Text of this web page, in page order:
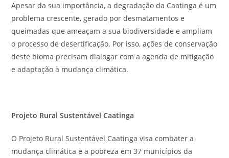
Apesar da sua importância, a degradação da Caatinga é um
problema crescente, gerado por desmatamentos e
queimadas que ameaçam a sua biodiversidade e ampliam
o processo de desertificação. Por isso, ações de conservação
deste bioma precisam dialogar com a agenda de mitigação
e adaptação à mudança climática.
Projeto Rural Sustentável Caatinga
O Projeto Rural Sustentável Caatinga visa combater a
mudança climática e a pobreza em 37 municípios da